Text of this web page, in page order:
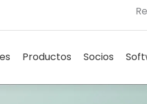
Abierto Solutions
Productos Abierto
Socios